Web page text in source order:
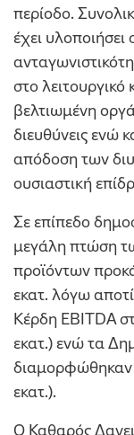
περίοδο.
έχει
στο
βελτιωμένη
διευθύνεις ενώ
απόδοση των
ουσιαστική
Σε επίπεδο
μεγάλη πτώση
προϊόντων
εκατ. λόγω
Κέρδη EBITDA
εκατ.) ενώ τα
διαμορφώθηκαν
εκατ.).
Ο Καθαρός